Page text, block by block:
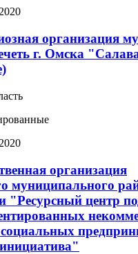
организация
г. Омска
организация
муниципального
"Ресурсный центр